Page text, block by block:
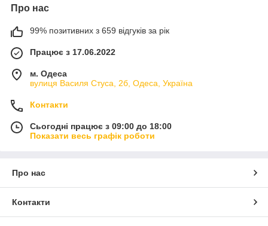
Про нас
99% позитивних з 659 відгуків за рік
Працює з 17.06.2022
м. Одеса
вулиця Василя Стуса, 2б, Одеса, Україна
Контакти
Сьогодні працює з 09:00 до 18:00
Показати весь графік роботи
Про нас
Контакти